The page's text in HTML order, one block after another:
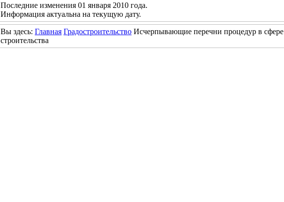
Последние изменения 01 января 2010 года.
Информация актуальна на текущую дату.
Вы здесь: Главная Градостроительство Исчерпывающие перечни процедур в сфере
строительства